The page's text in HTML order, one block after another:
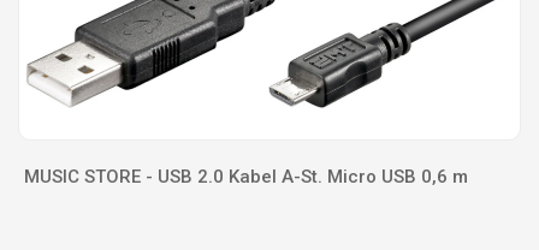
MUSIC STORE - USB 2.0 Kabel A-St. Micro USB 0,6 m